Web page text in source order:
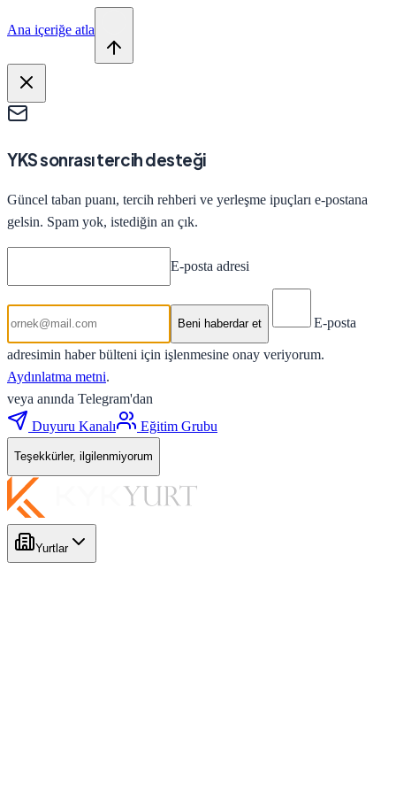
Ana içeriğe atla
YKS sonrası tercih desteği
Güncel taban puanı, tercih rehberi ve yerleşme ipuçları e-postana
gelsin. Spam yok, istediğin an çık.
E-posta adresi
Beni haberdar et E-posta
adresimin haber bülteni için işlenmesine onay veriyorum.
Aydınlatma metni.
veya anında Telegram'dan
Duyuru Kanalı
Eğitim Grubu
Teşekkürler, ilgilenmiyorum
Yurtlar